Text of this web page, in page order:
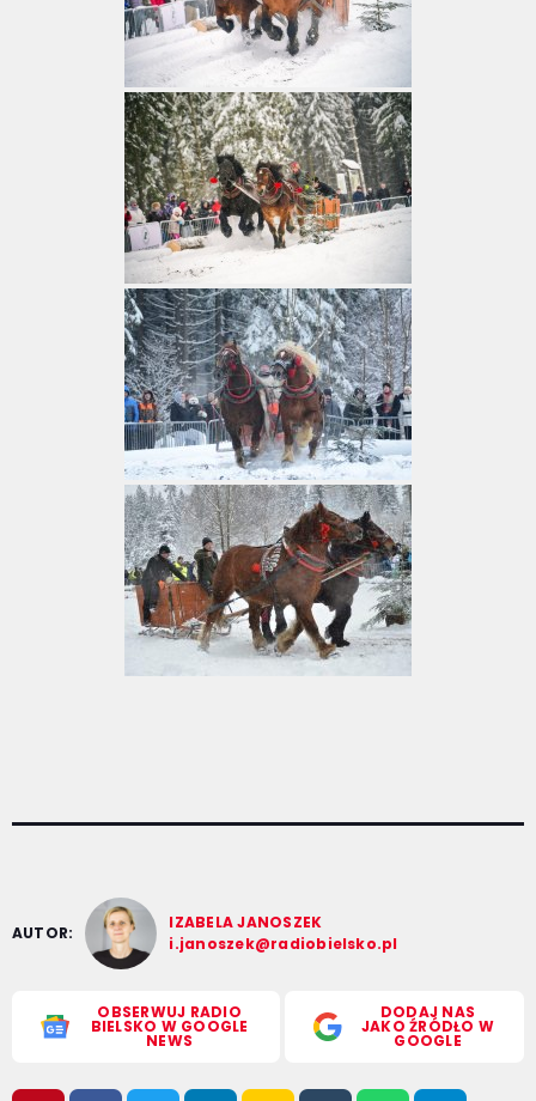
AUTOR:
IZABELA JANOSZEK
i.janoszek@radiobielsko.pl
OBSERWUJ RADIO
BIELSKO W GOOGLE
NEWS
DODAJ NAS
JAKO ŹRÓDŁO W
GOOGLE